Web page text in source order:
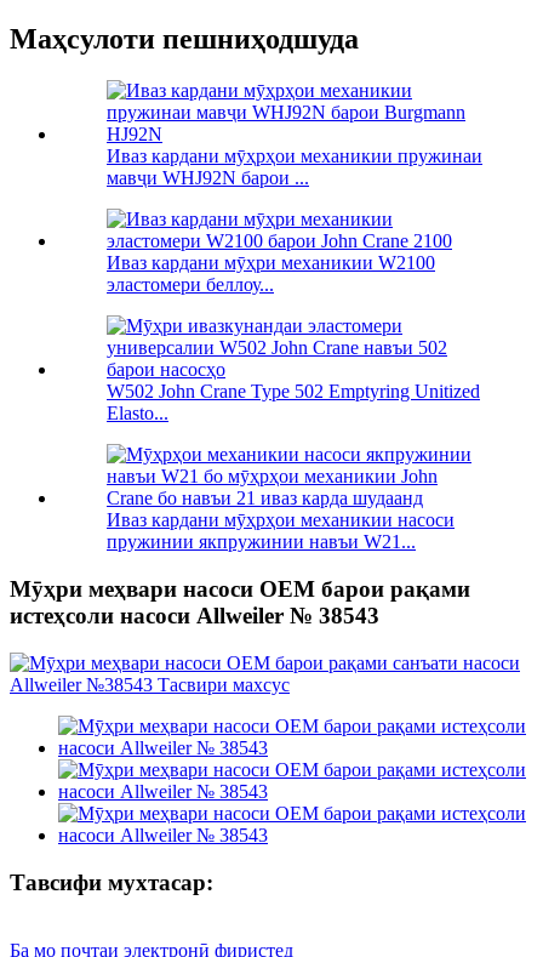
Маҳсулоти пешниҳодшуда
Иваз кардани мӯҳрҳои механикии пружинаи
мавҷи WHJ92N барои ...
Иваз кардани мӯҳри механикии W2100
эластомери беллоу...
W502 John Crane Type 502 Emptyring Unitized
Elasto...
Иваз кардани мӯҳрҳои механикии насоси
пружинии якпружинии навъи W21...
Мӯҳри меҳвари насоси OEM барои рақами
истеҳсоли насоси Allweiler № 38543
Тавсифи мухтасар:
Ба мо почтаи электронӣ фиристед